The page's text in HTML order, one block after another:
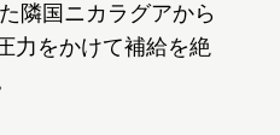
隣国ニカラグアから
力をかけて補給を絶